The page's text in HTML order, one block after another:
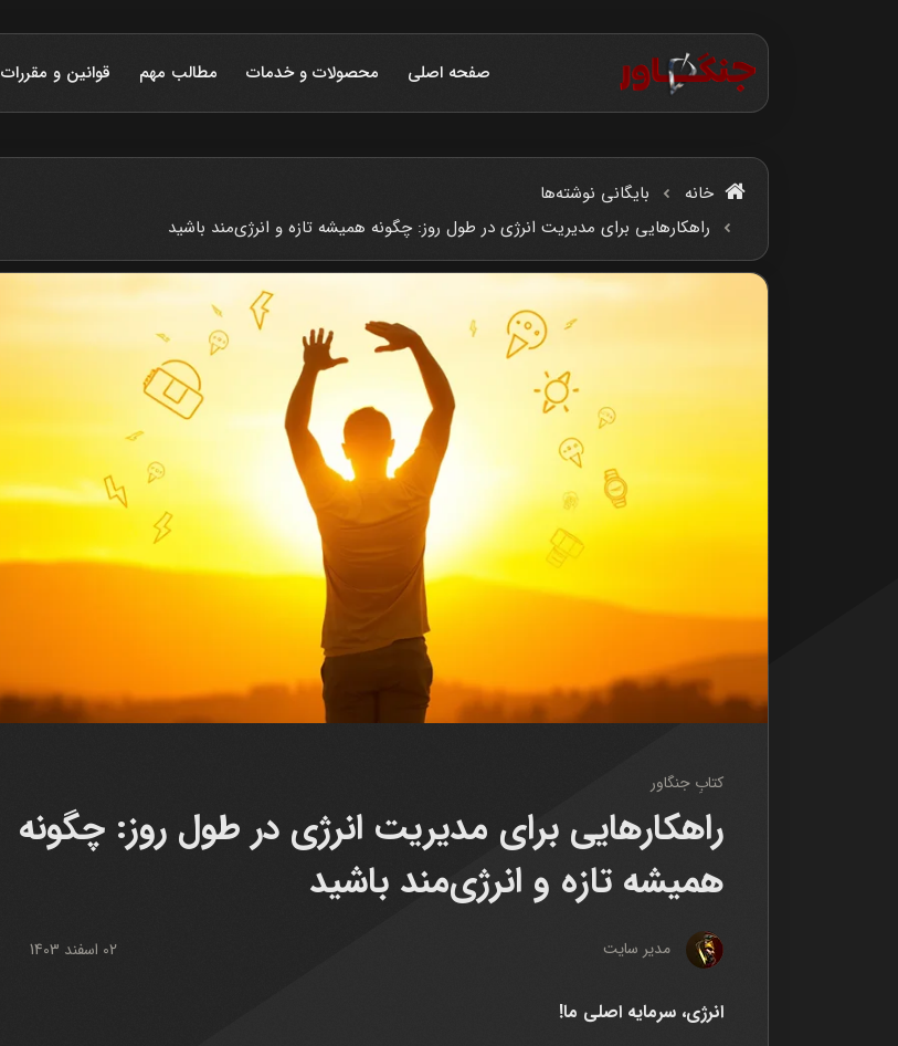
صفحه اصلی محصولات و خدمات مطالب مهم قوانین و مقررات
خانه
بایگانی نوشته‌ها
راهکارهایی برای مدیریت انرژی در طول روز: چگونه همیشه تازه و انرژی‌مند باشید
کتابِ جنگاور
راهکارهایی برای مدیریت انرژی در طول روز: چگونه
همیشه تازه و انرژی‌مند باشید
مدیر سایت 02 اسفند 1403
انرژی، سرمایه اصلی ما!